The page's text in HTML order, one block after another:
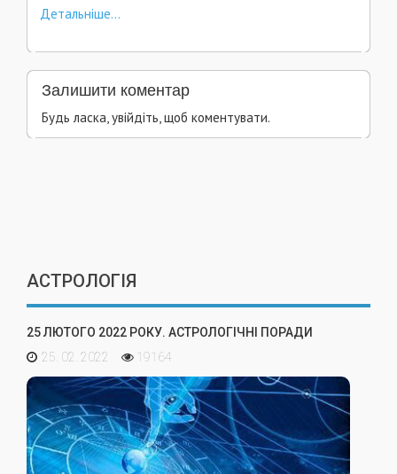
Детальніше...
Залишити коментар
Будь ласка, увійдіть, щоб коментувати.
АСТРОЛОГІЯ
25 ЛЮТОГО 2022 РОКУ. АСТРОЛОГІЧНІ ПОРАДИ
25. 02. 2022
19164